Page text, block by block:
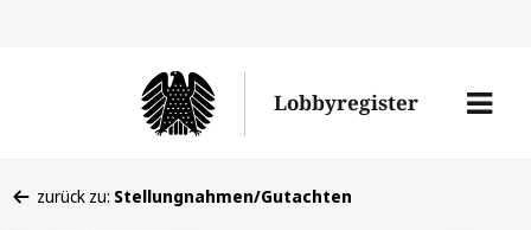
Lobbyregister
Menü
befinden
zurück zu: Stellungnahmen/Gutachten